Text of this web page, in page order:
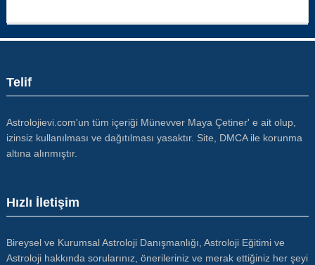
Telif
Astrolojievi.com'un tüm içeriği Münevver Maya Çetiner' e ait olup,
izinsiz kullanılması ve dağıtılması yasaktır. Site, DMCA ile korunma
altına alınmıştır.
Hızlı İletişim
Bireysel ve Kurumsal Astroloji Danışmanlığı, Astroloji Eğitimi ve
Astroloji hakkında sorularınız, önerileriniz ve merak ettiğiniz her şeyi